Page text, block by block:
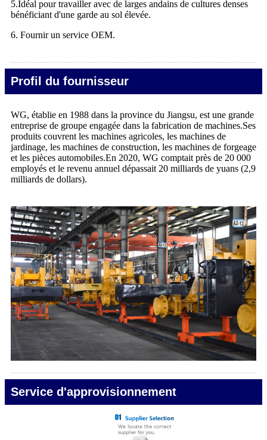
5.Idéal pour travailler avec de larges andains de cultures denses
bénéficiant d'une garde au sol élevée.
6. Fournir un service OEM.
Profil du fournisseur
WG, établie en 1988 dans la province du Jiangsu, est une grande
entreprise de groupe engagée dans la fabrication de machines.Ses
produits couvrent les machines agricoles, les machines de
jardinage, les machines de construction, les machines de forgeage
et les pièces automobiles.En 2020, WG comptait près de 20 000
employés et le revenu annuel dépassait 20 milliards de yuans (2,9
milliards de dollars).
Service d'approvisionnement